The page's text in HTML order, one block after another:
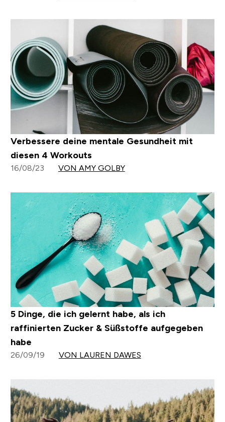
Verbessere deine mentale Gesundheit mit
diesen 4 Workouts
16/08/23 VON AMY GOLBY
5 Dinge, die ich gelernt habe, als ich
raffinierten Zucker & Süßstoffe aufgegeben
habe
26/09/19 VON LAUREN DAWES